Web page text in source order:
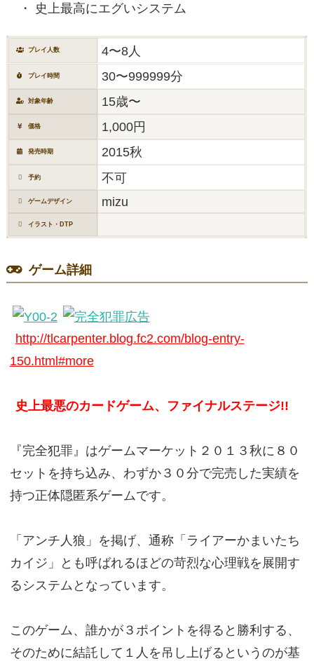
史上最高にエグいシステム
プレイ人数 4〜8人
プレイ時間 30〜999999分
対象年齢 15歳〜
価格 1,000円
発売時期 2015秋
予約 不可
ゲームデザイン mizu
イラスト・DTP
ゲーム詳細
http://tlcarpenter.blog.fc2.com/blog-entry-
150.html#more
史上最悪のカードゲーム、ファイナルステージ!!
『完全犯罪』はゲームマーケット２０１３秋に８０
セットを持ち込み、わずか３０分で完売した実績を
持つ正体隠匿系ゲームです。
「アンチ人狼」を掲げ、通称「ライアーかまいたち
カイジ」とも呼ばれるほどの苛烈な心理戦を展開す
るシステムとなっています。
このゲーム、誰かが３ポイントを得ると勝利する、
そのために結託して１人を吊し上げるというのが基